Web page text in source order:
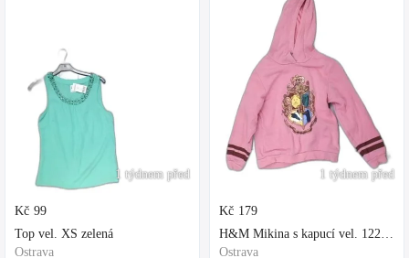
1 týdnem před
Kč 99
Top vel. XS zelená
Ostrava
1 týdnem před
Kč 179
H&M Mikina s kapucí vel. 122 fialová
Ostrava